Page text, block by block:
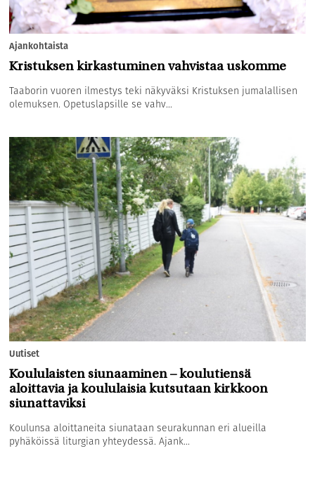
Ajankohtaista
Kristuksen kirkastuminen vahvistaa uskomme
Taaborin vuoren ilmestys teki näkyväksi Kristuksen jumalallisen
olemuksen. Opetuslapsille se vahv...
Uutiset
Koululaisten siunaaminen – koulutiensä
aloittavia ja koululaisia kutsutaan kirkkoon
siunattaviksi
Koulunsa aloittaneita siunataan seurakunnan eri alueilla
pyhäköissä liturgian yhteydessä. Ajank...